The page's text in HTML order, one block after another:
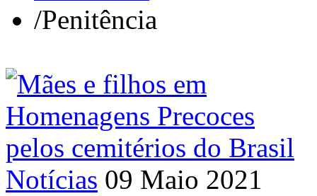
/Penitência
Notícias 09 Maio 2021